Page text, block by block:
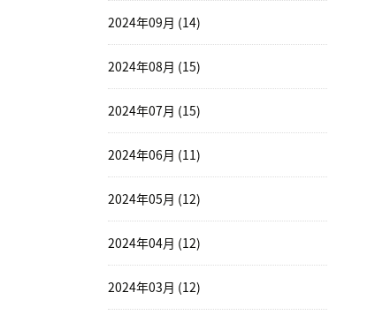
2024年09月 (14)
2024年08月 (15)
2024年07月 (15)
2024年06月 (11)
2024年05月 (12)
2024年04月 (12)
2024年03月 (12)